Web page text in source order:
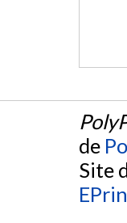
de
Site